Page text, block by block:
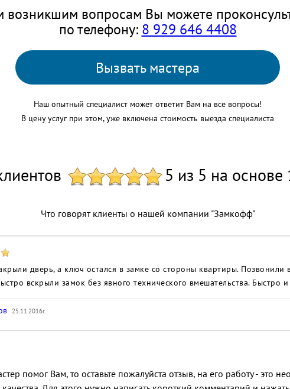
вопросам Вы можете
по телефону: 8 929 646 4408
Вызвать мастера
Наш опытный специалист может ответит Вам на все вопросы!
В цену услуг при этом, уже включена стоимость выезда специалиста
5 из 5 на основе
Что говорят клиенты о нашей компании "Замкофф"
дверь, а ключ остался в замке со стороны квартиры.
вскрыли замок без явного технического вмешательства. Быстро
25.11.2016г.
помог Вам, то оставьте пожалуйста отзыв, на его работу - это